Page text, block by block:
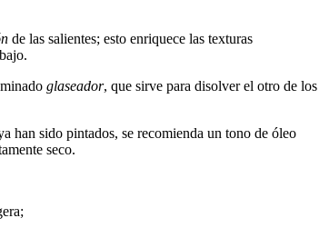
de las salientes; esto enriquece las texturas
glaseador, que sirve para disolver el otro de los
han sido pintados, se recomienda un tono de óleo
seco.